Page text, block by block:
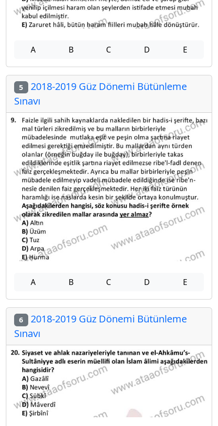
A B C D E
5 2018-2019 Güz Dönemi Bütünleme
Sınavı
A B C D E
6 2018-2019 Güz Dönemi Bütünleme
Sınavı